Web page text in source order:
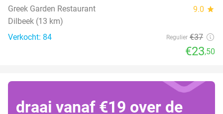
Greek Garden Restaurant 9.0 star
Dilbeek (13 km)
Verkocht: 84
Regulier €37
€23,50
draai vanaf €19 over de